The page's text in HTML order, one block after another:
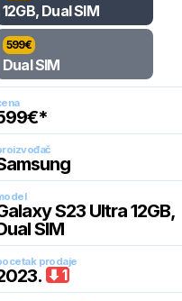
12GB, Dual SIM
599€
Dual SIM
€*
S23 Ultra 12GB,
SIM
prodaje
. 1